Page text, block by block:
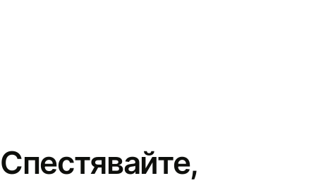
Спестявайте,